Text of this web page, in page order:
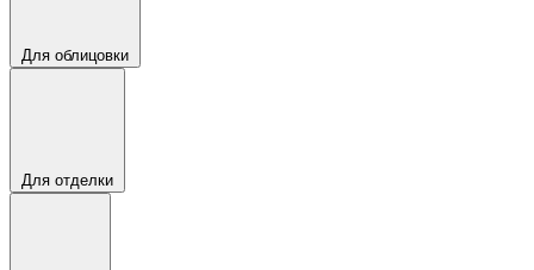
Для облицовки
Для отделки